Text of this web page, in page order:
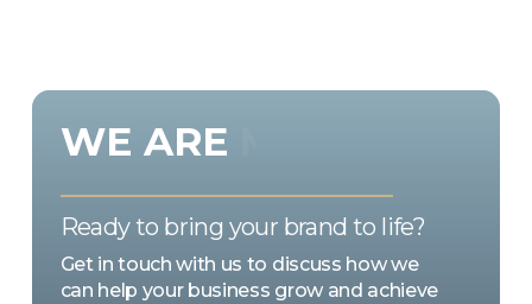
WE ARE
Ready to bring your brand to life?
Get in touch with us to discuss how we
can help your business grow and achieve